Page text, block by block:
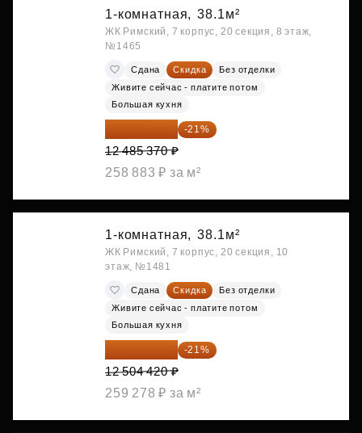
1-комнатная, 38.1м²
ЖК Римский, 7 корпус, 20 секция, 8 этаж,
№1465
Сдана Скидка
Без отделки
Живите сейчас - платите потом
Большая кухня
-21%
12 485 370 ₽
258 883 ₽ за м²
1-комнатная, 38.1м²
ЖК Римский, 7 корпус, 20 секция, 10
этаж, №1481
Сдана Скидка
Без отделки
Живите сейчас - платите потом
Большая кухня
-21%
12 504 420 ₽
259 278 ₽ за м²